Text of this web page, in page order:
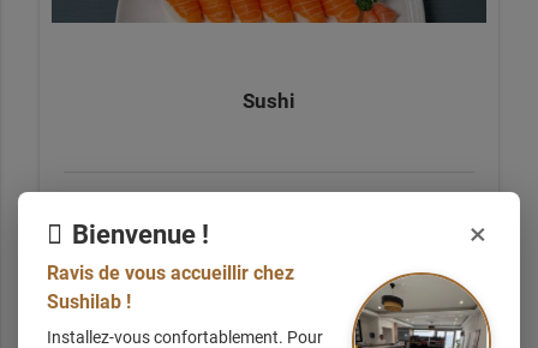
Sushi
Bienvenue ! ×
Ravis de vous accueillir chez
Sushilab !
Installez-vous confortablement. Pour